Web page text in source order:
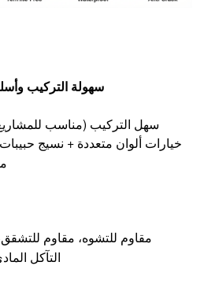
سهولة التركيب
1. سهل التركيب (مناسب للمشاريع
مقاوم للتشوه، مقاوم
التآكل